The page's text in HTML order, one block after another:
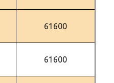
61600
61600